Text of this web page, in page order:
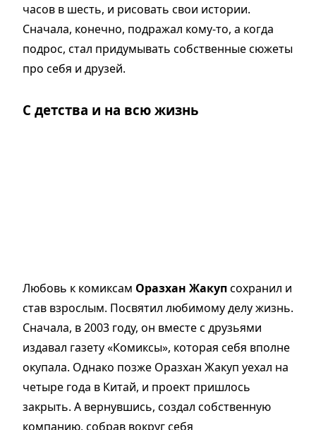
часов в шесть, и рисовать свои истории.
Сначала, конечно, подражал кому-то, а когда
подрос, стал придумывать собственные сюжеты
про себя и друзей.
С детства и на всю жизнь
Любовь к комиксам Оразхан Жакупсохранил и
став взрослым. Посвятил любимому делу жизнь.
Сначала, в 2003 году, он вместе с друзьями
издавал газету «Комиксы», которая себя вполне
окупала. Однако позже Оразхан Жакуп уехал на
четыре года в Китай, и проект пришлось
закрыть. А вернувшись, создал собственную
компанию, собрав вокруг себя